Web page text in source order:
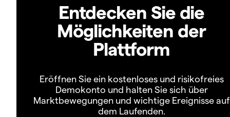
Entdecken Sie die
Möglichkeiten der
Plattform
Eröffnen Sie ein kostenloses und risikofreies
Demokonto und halten Sie sich über
Marktbewegungen und wichtige Ereignisse auf
dem Laufenden.